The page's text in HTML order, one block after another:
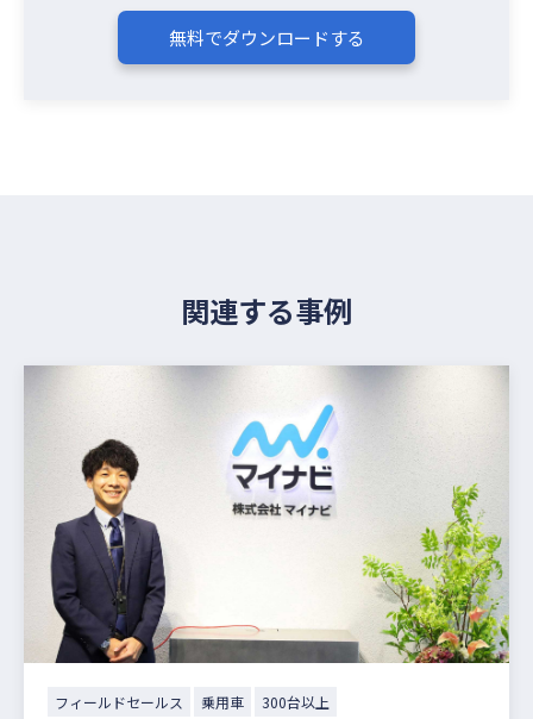
無料でダウンロードする
関連する事例
フィールドセールス 乗用車 300台以上